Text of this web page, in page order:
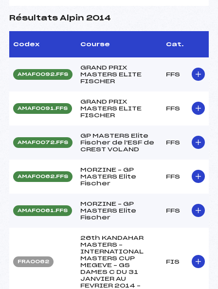
Résultats Alpin 2014
Codex Course Cat.
AMAF0092.FFS
GRAND PRIX
MASTERS ELITE
FISCHER
FFS
AMAF0091.FFS
GRAND PRIX
MASTERS ELITE
FISCHER
FFS
AMAF0072.FFS
GP MASTERS Elite
Fischer de l'ESF de
CREST VOLAND
FFS
AMAF0062.FFS
MORZINE – GP
MASTERS Elite
Fischer
FFS
AMAF0061.FFS
MORZINE – GP
MASTERS Elite
Fischer
FFS
FRA0062
26th KANDAHAR
MASTERS –
INTERNATIONAL
MASTERS CUP
MEGEVE – GS
DAMES C DU 31
JANVIER AU
FEVRIER 2014 –
FIS